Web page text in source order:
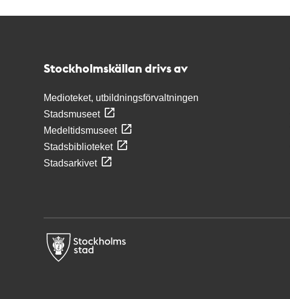
Stockholmskällan drivs av
Medioteket, utbildningsförvaltningen
Stadsmuseet
Medeltidsmuseet
Stadsbiblioteket
Stadsarkivet